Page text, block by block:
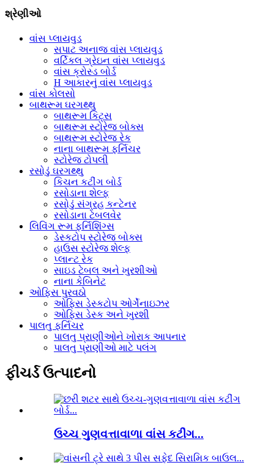
શ્રેણીઓ
વાંસ પ્લાયવુડ
સપાટ અનાજ વાંસ પ્લાયવુડ
વર્ટિકલ ગ્રેઇન વાંસ પ્લાયવુડ
વાંસ ક્રોસ્ડ બોર્ડ
H આકારનું વાંસ પ્લાયવુડ
વાંસ કોલસો
બાથરૂમ ઘરગથ્થુ
બાથરૂમ કિટ્સ
બાથરૂમ સ્ટોરેજ બોક્સ
બાથરૂમ સ્ટોરેજ રેક
નાના બાથરૂમ ફર્નિચર
સ્ટોરેજ ટોપલી
રસોડું ઘરગથ્થુ
કિચન કટીંગ બોર્ડ
રસોડાના શેલ્ફ
રસોડું સંગ્રહ કન્ટેનર
રસોડાના ટેબલવેર
લિવિંગ રૂમ ફર્નિશિંગ્સ
ડેસ્કટોપ સ્ટોરેજ બોક્સ
હાઉસ સ્ટોરેજ શેલ્ફ
પ્લાન્ટ રેક
સાઇડ ટેબલ અને ખુરશીઓ
નાના કેબિનેટ
ઓફિસ પુરવઠો
ઓફિસ ડેસ્કટોપ ઓર્ગેનાઇઝર
ઓફિસ ડેસ્ક અને ખુરશી
પાલતુ ફર્નિચર
પાલતુ પ્રાણીઓને ખોરાક આપનાર
પાલતુ પ્રાણીઓ માટે પલંગ
ફીચર્ડ ઉત્પાદનો
ઉચ્ચ ગુણવત્તાવાળા વાંસ કટીંગ...